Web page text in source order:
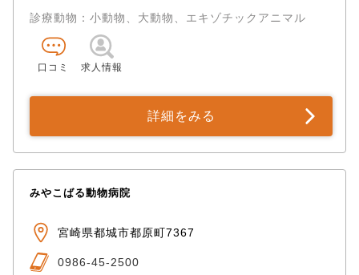
診療動物：小動物、大動物、エキゾチックアニマル
口コミ 求人情報
詳細をみる
みやこばる動物病院
宮崎県都城市都原町7367
0986-45-2500